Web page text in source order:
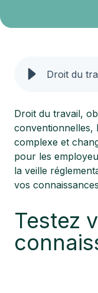
Droit du travail,
conventionnelles,
complexe et
pour les
la veille
vos
Testez